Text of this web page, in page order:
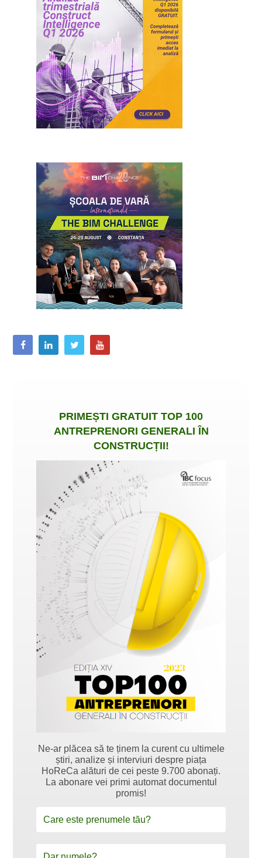
PRIMEȘTI GRATUIT TOP 100
ANTREPRENORI GENERALI ÎN
CONSTRUCȚII!
Ne-ar plăcea să te ținem la curent cu ultimele
știri, analize și interviuri despre piața
HoReCa alături de cei peste 9.700 abonați.
La abonare vei primi automat documentul
promis!